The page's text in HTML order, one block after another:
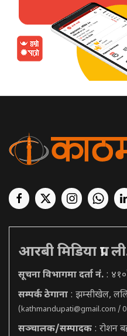
आरबी मिडिया प्रा.
सूचना विभागमा दर्ता नं. :
सम्पर्क ठेगाना : झम्सीखेल,
(kathmandupati@gmail.com /
सञ्चालक/सम्पादक : रोशन